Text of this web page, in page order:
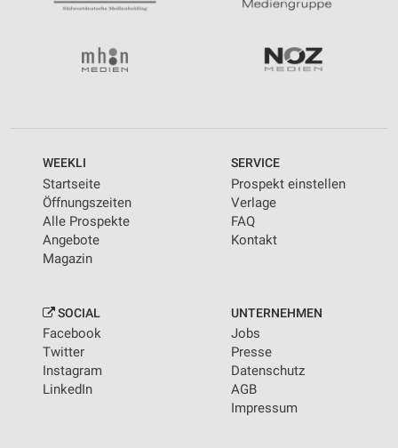
WEEKLI
Startseite
Öffnungszeiten
Alle Prospekte
Angebote
Magazin
SERVICE
Prospekt einstellen
Verlage
FAQ
Kontakt
SOCIAL
Facebook
Twitter
Instagram
LinkedIn
UNTERNEHMEN
Jobs
Presse
Datenschutz
AGB
Impressum